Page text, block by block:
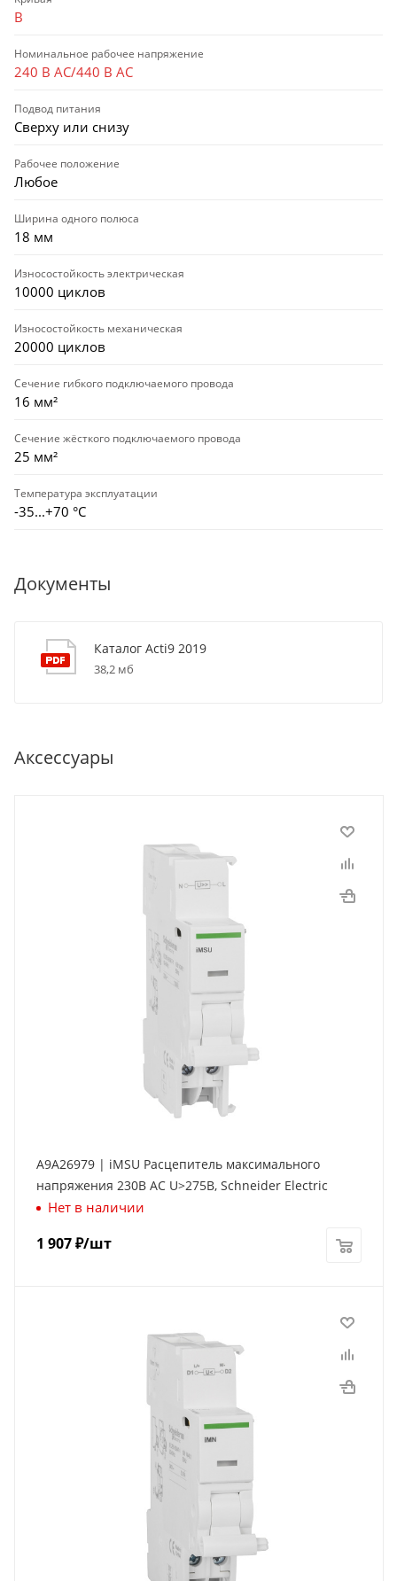
B
Номинальное рабочее напряжение
240 В AC/440 В AC
Подвод питания
Сверху или снизу
Рабочее положение
Любое
Ширина одного полюса
18 мм
Износостойкость электрическая
10000 циклов
Износостойкость механическая
20000 циклов
Сечение гибкого подключаемого провода
16 мм²
Сечение жёсткого подключаемого провода
25 мм²
Температура эксплуатации
-35...+70 °С
Документы
Каталог Acti9 2019
38,2 мб
Аксессуары
A9A26979 | iMSU Расцепитель максимального
напряжения 230В АС U>275В, Schneider Electric
Нет в наличии
1 907₽/шт